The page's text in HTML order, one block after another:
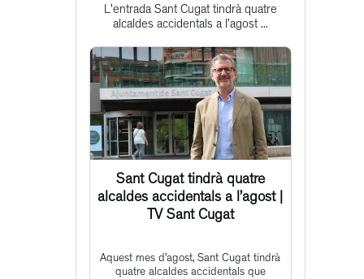
post
L'entrada Sant Cugat tindrà quatre
alcaldes accidentals a l’agost ...
Sant Cugat tindrà quatre
alcaldes accidentals a l’agost |
TV Sant Cugat
Aquest mes d’agost, Sant Cugat tindrà
quatre alcaldes accidentals que